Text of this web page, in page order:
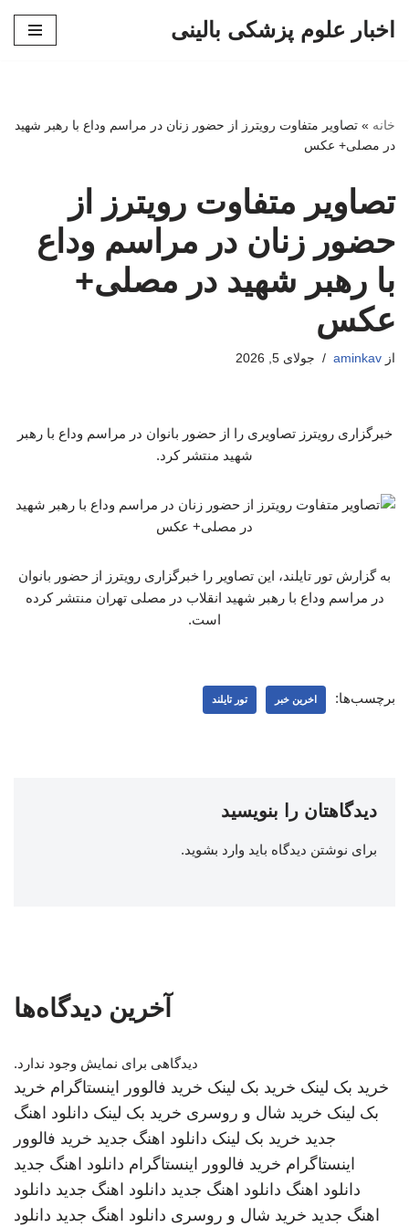
اخبار علوم پزشکی بالینی
خانه » تصاویر متفاوت رویترز از حضور زنان در مراسم وداع با رهبر شهید
در مصلی+ عکس
تصاویر متفاوت رویترز از
حضور زنان در مراسم وداع
با رهبر شهید در مصلی+
عکس
از aminkav جولای 5, 2026
خبرگزاری رویترز تصاویری را از حضور بانوان در مراسم وداع با رهبر
شهید منتشر کرد.
به گزارش تور تایلند، این تصاویر را خبرگزاری رویترز از حضور بانوان
در مراسم وداع با رهبر شهید انقلاب در مصلی تهران منتشر کرده
است.
برچسب‌ها: اخرین خبر تور تایلند
دیدگاهتان را بنویسید
برای نوشتن دیدگاه باید وارد بشوید.
آخرین دیدگاه‌ها
دیدگاهی برای نمایش وجود ندارد.
خرید بک لینک خرید بک لینک خرید فالوور اینستاگرام خرید
بک لینک خرید شال و روسری خرید بک لینک دانلود اهنگ
جدید خرید بک لینک دانلود اهنگ جدید خرید فالوور
اینستاگرام خرید فالوور اینستاگرام دانلود اهنگ جدید
دانلود اهنگ دانلود اهنگ جدید دانلود اهنگ جدید دانلود
اهنگ جدید خرید شال و روسری دانلود اهنگ جدید دانلود